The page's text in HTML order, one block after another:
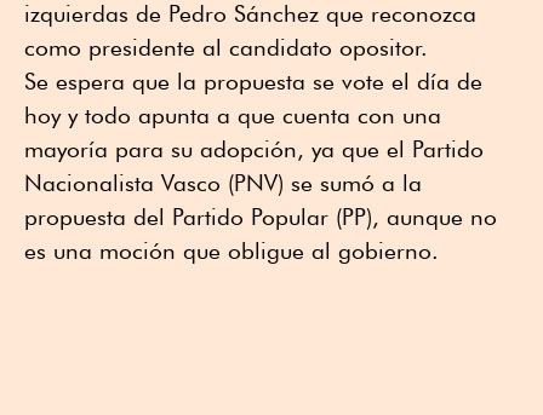
izquierdas de Pedro Sánchez que reconozca
como presidente al candidato opositor.
Se espera que la propuesta se vote el día de
hoy y todo apunta a que cuenta con una
mayoría para su adopción, ya que el Partido
Nacionalista Vasco (PNV) se sumó a la
propuesta del Partido Popular (PP), aunque no
es una moción que obligue al gobierno.